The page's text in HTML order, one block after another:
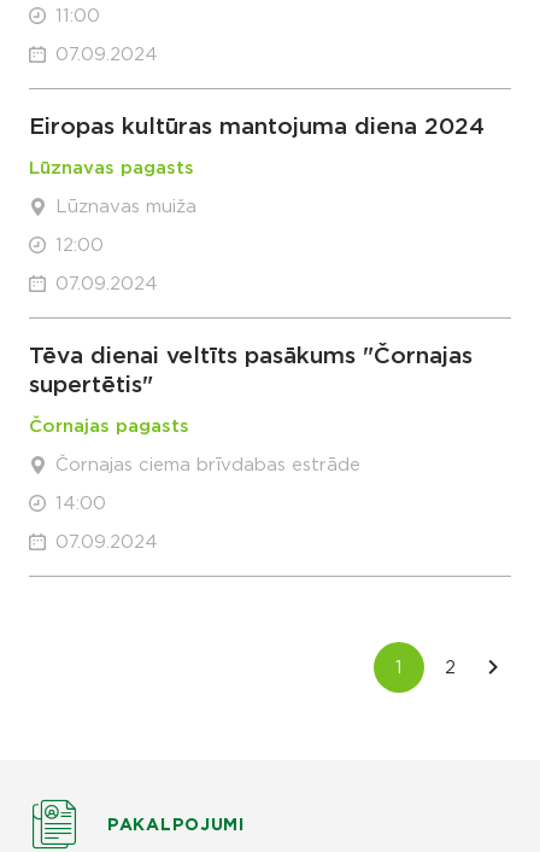
11:00
07.09.2024
Eiropas kultūras mantojuma diena 2024
Lūznavas pagasts
Lūznavas muiža
12:00
07.09.2024
Tēva dienai veltīts pasākums "Čornajas
supertētis"
Čornajas pagasts
Čornajas ciema brīvdabas estrāde
14:00
07.09.2024
PAKALPOJUMI